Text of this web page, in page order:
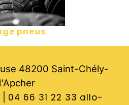
pneus
48200 Saint-Chély-
04 66 31 22 33 allo-